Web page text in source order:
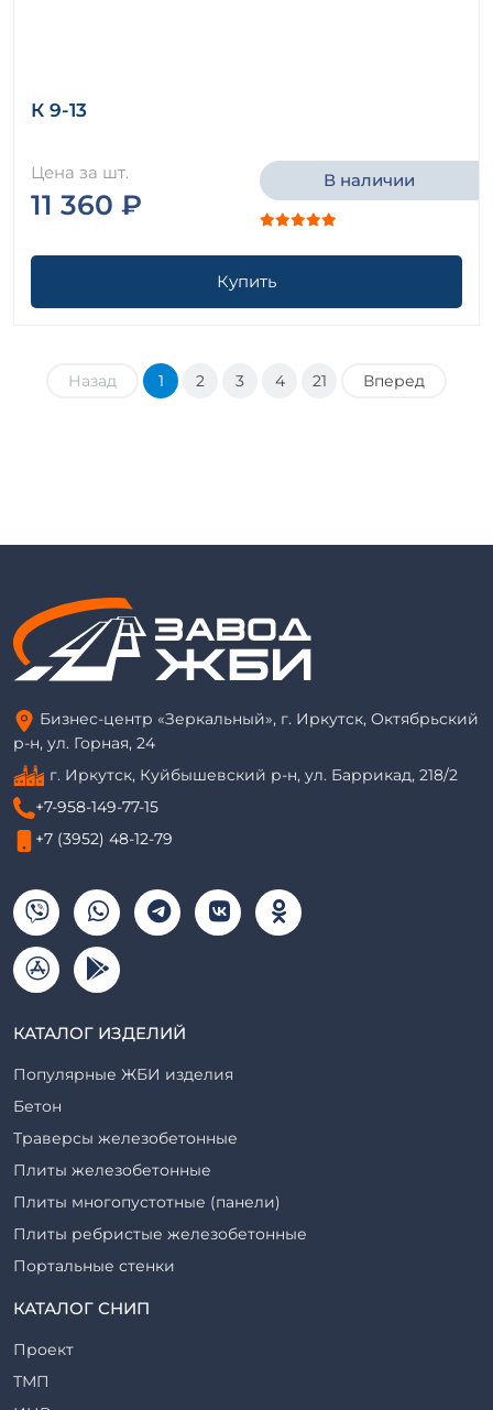
К 9-13
Цена за шт.
11 360 ₽
В наличии
Купить
Назад 1 2 3 4 21 Вперед
Бизнес-центр «Зеркальный», г. Иркутск, Октябрьский
р-н, ул. Горная, 24
г. Иркутск, Куйбышевский р-н, ул. Баррикад, 218/2
+7-958-149-77-15
+7 (3952) 48-12-79
КАТАЛОГ ИЗДЕЛИЙ
Популярные ЖБИ изделия
Бетон
Траверсы железобетонные
Плиты железобетонные
Плиты многопустотные (панели)
Плиты ребристые железобетонные
Портальные стенки
Ригели железобетонные
Сваи железобетонные
КАТАЛОГ СНИП
Проект
ТМП